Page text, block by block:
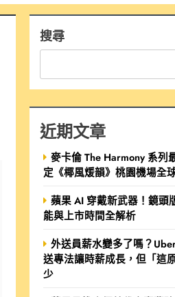
搜尋
近期文章
麥卡倫 The Harmony 系列
定《椰風煖韻》桃園機場全
蘋果 AI 穿戴新武器！鏡頭
能與上市時間全解析
外送員薪水變多了嗎？
送專法讓時薪成長，但「這
少